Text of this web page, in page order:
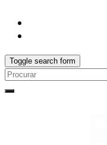
Toggle search form
Search